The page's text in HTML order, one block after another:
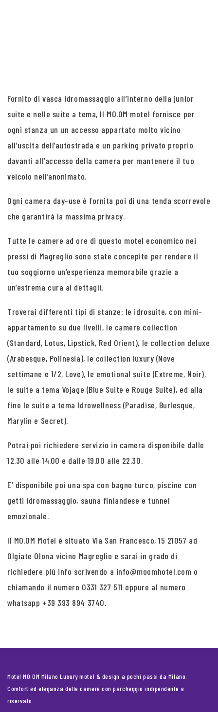
Fornito di vasca idromassaggio all’interno della junior
suite e nelle suite a tema, Il MO.OM motel fornisce per
ogni stanza un un accesso appartato molto vicino
all’uscita dell’autostrada e un parking privato proprio
davanti all’accesso della camera per mantenere il tuo
veicolo nell’anonimato.
Ogni camera day-use è fornita poi di una tenda scorrevole
che garantirà la massima privacy.
Tutte le camere ad ore di questo motel economico nei
pressi di Magreglio sono state concepite per rendere il
tuo soggiorno un’esperienza memorabile grazie a
un’estrema cura ai dettagli.
Troverai differenti tipi di stanze: le idrosuite, con mini-
appartamento su due livelli, le camere collection
(Standard, Lotus, Lipstick, Red Orient), le collection deluxe
(Arabesque, Polinesia), le collection luxury (Nove
settimane e 1/2, Love), le emotional suite (Extreme, Noir),
le suite a tema Vojage (Blue Suite e Rouge Suite), ed alla
fine le suite a tema Idrowellness (Paradise, Burlesque,
Marylin e Secret).
Potrai poi richiedere servizio in camera disponibile dalle
12.30 alle 14.00 e dalle 19.00 alle 22.30.
E’ disponibile poi una spa con bagno turco, piscine con
getti idromassaggio, sauna finlandese e tunnel
emozionale.
Il MO.OM Motel è situato Via San Francesco, 15 21057 ad
Olgiate Olona vicino Magreglio e sarai in grado di
richiedere più info scrivendo a info@moomhotel.com o
chiamando il numero 0331 327 511 oppure al numero
whatsapp +39 393 894 3740.
Motel MO.OM Milano Luxury motel & design a pochi passi da Milano.
Comfort ed eleganza delle camere con parcheggio indipendente e
riservato.